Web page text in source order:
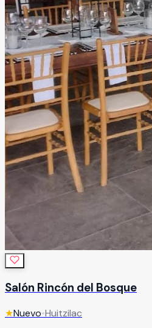
Salón Rincón del Bosque
★Nuevo•Huitzilac